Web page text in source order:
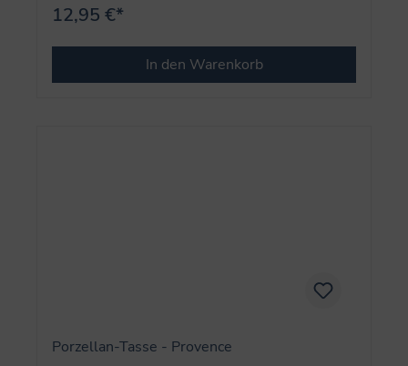
12,95 €*
In den Warenkorb
Porzellan-Tasse - Provence